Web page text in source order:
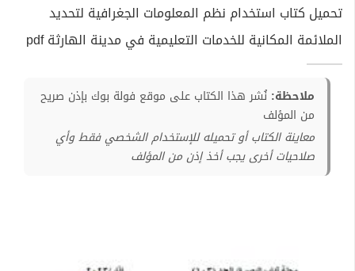
تحميل كتاب استخدام نظم المعلومات الجغرافية لتحديد
الملائمة المكانية للخدمات التعليمية في مدينة الهارثة pdf
ملاحظة: نُشر هذا الكتاب على موقع فولة بوك بإذن صريح
من المؤلف
معاينة الكتاب أو تحميله للإستخدام الشخصي فقط وأي
صلاحيات أخرى يجب أخذ إذن من المؤلف